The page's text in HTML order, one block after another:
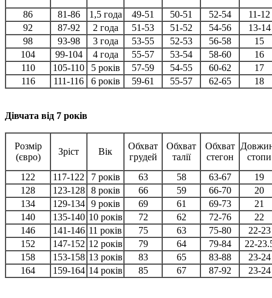
86
81-86 1,5 года 49-51 50-51 52-54
11-12
92
87-92 2 года 51-53 51-52 54-56
13-14
98
93-98 3 года 53-55 52-53 56-58
15
104
99-104 4 года 55-57 53-54 58-60
16
110
105-110 5 років 57-59 54-55 60-62
17
116
111-116 6 років 59-61 55-57 62-65 18
Дівчата від 7 років
Розмір
(євро)
Зріст Вік
Обхват
грудей
Обхват
талії
Обхват
стегон
стопи
122
117-122 7 років 63 58 63-67
19
128
123-128 8 років 66 59 66-70
20
134
129-134 9 років 69 61 69-73
21
140
135-140 10 років 72 62 72-76
22
146
141-146 11 років 75 63 75-80
22-23
152
147-152 12 років 79 64 79-84
22-
158
153-158 13 років 83 65 83-88
23-24
164
159-164 14 років 85 67 87-92 23-24